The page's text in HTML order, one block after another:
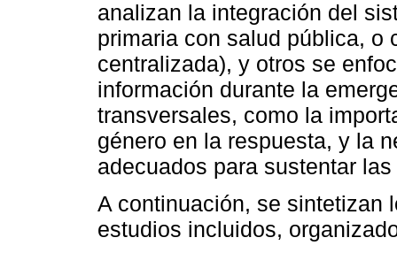
analizan la integración del
primaria con salud pública, o
centralizada), y otros se
información durante la
transversales, como la
género en la respuesta, y la
adecuados para sustentar
A continuación, se sintetizan
estudios incluidos,